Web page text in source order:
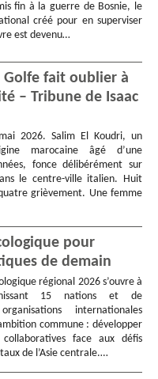
fin à la guerre de Bosnie, le
créé pour en superviser
est devenu…
Golfe fait oublier à
– Tribune de Isaac
2026. Salim El Koudri, un
marocaine âgé d’une
fonce délibérément sur
le centre-ville italien. Huit
grièvement. Une femme
pour
de demain
régional 2026 s’ouvre à
15 nations et de
internationales
commune : développer
collaboratives face aux défis
de l’Asie centrale.…